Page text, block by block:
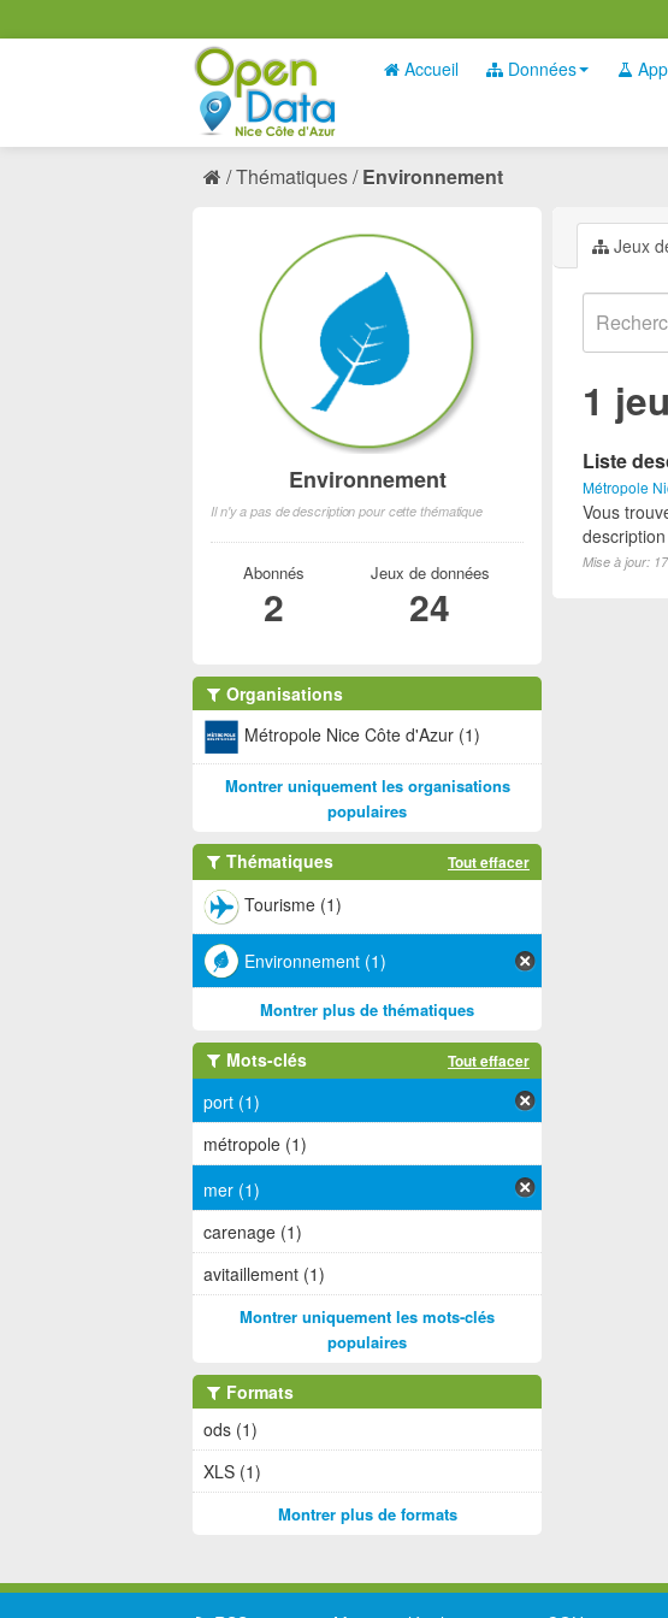
Accueil Données
Thématiques Environnement
Jeux
1
Liste
Métropole
Vous
Mise à jour:
Environnement
Il n'y a pas de description pour cette thématique
Abonnés
2
Jeux de données
24
Organisations
Métropole Nice Côte d'Azur (1)
Montrer uniquement les organisations
populaires
Thématiques Tout effacer
Tourisme (1)
Environnement (1)
Montrer plus de thématiques
Mots-clés Tout effacer
port (1)
métropole (1)
mer (1)
carenage (1)
avitaillement (1)
Montrer uniquement les mots-clés
populaires
Formats
ods (1)
XLS (1)
Montrer plus de formats